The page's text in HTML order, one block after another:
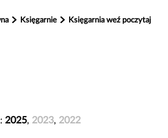
Księgarnie Księgarnia weź poczytaj
2025, 2023, 2022